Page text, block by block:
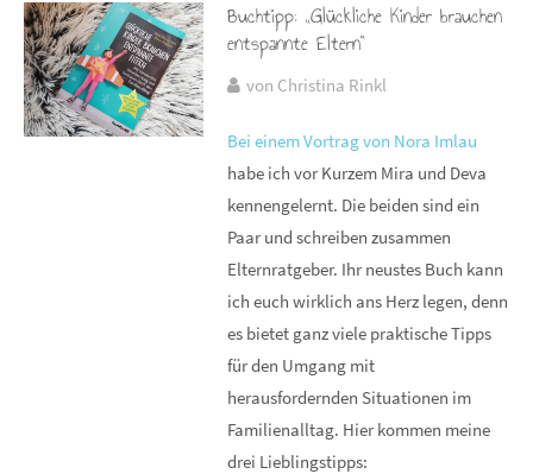
Buchtipp: „Glückliche Kinder brauchen
entspannte Eltern“
von Christina Rinkl
Bei einem Vortrag von Nora Imlau
habe ich vor Kurzem Mira und Deva
kennengelernt. Die beiden sind ein
Paar und schreiben zusammen
Elternratgeber. Ihr neustes Buch kann
ich euch wirklich ans Herz legen, denn
es bietet ganz viele praktische Tipps
für den Umgang mit
herausfordernden Situationen im
Familienalltag. Hier kommen meine
drei Lieblingstipps: